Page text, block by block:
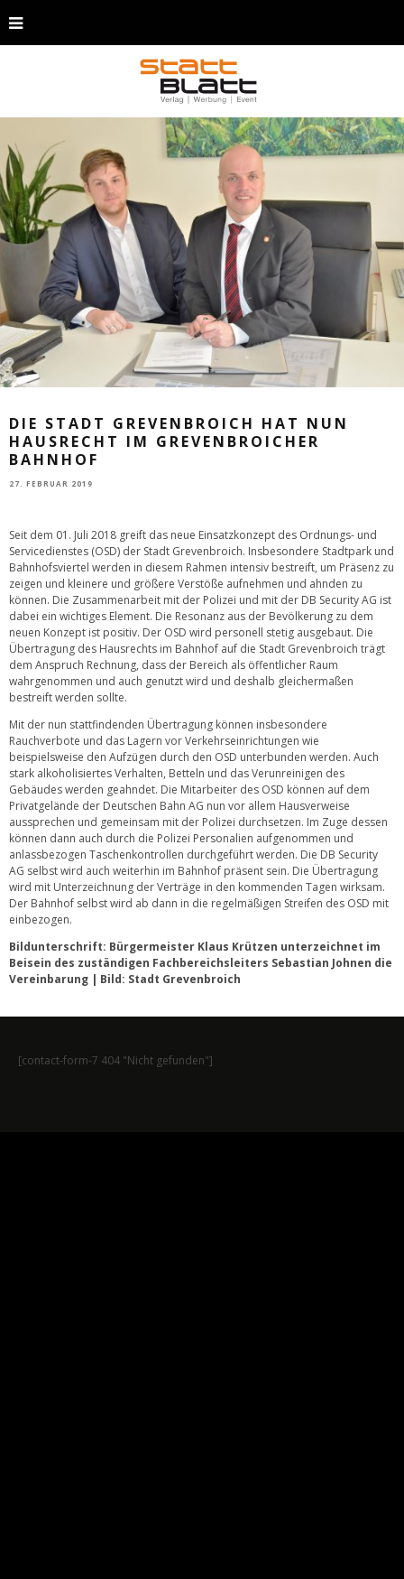
DIE STADT GREVENBROICH HAT NUN
HAUSRECHT IM GREVENBROICHER
BAHNHOF
27. FEBRUAR 2019
Seit dem 01. Juli 2018 greift das neue Einsatzkonzept des Ordnungs- und
Servicedienstes (OSD) der Stadt Grevenbroich. Insbesondere Stadtpark und
Bahnhofsviertel werden in diesem Rahmen intensiv bestreift, um Präsenz zu
zeigen und kleinere und größere Verstöße aufnehmen und ahnden zu
können. Die Zusammenarbeit mit der Polizei und mit der DB Security AG ist
dabei ein wichtiges Element. Die Resonanz aus der Bevölkerung zu dem
neuen Konzept ist positiv. Der OSD wird personell stetig ausgebaut. Die
Übertragung des Hausrechts im Bahnhof auf die Stadt Grevenbroich trägt
dem Anspruch Rechnung, dass der Bereich als öffentlicher Raum
wahrgenommen und auch genutzt wird und deshalb gleichermaßen
bestreift werden sollte.
Mit der nun stattfindenden Übertragung können insbesondere
Rauchverbote und das Lagern vor Verkehrseinrichtungen wie
beispielsweise den Aufzügen durch den OSD unterbunden werden. Auch
stark alkoholisiertes Verhalten, Betteln und das Verunreinigen des
Gebäudes werden geahndet. Die Mitarbeiter des OSD können auf dem
Privatgelände der Deutschen Bahn AG nun vor allem Hausverweise
aussprechen und gemeinsam mit der Polizei durchsetzen. Im Zuge dessen
können dann auch durch die Polizei Personalien aufgenommen und
anlassbezogen Taschenkontrollen durchgeführt werden. Die DB Security
AG selbst wird auch weiterhin im Bahnhof präsent sein. Die Übertragung
wird mit Unterzeichnung der Verträge in den kommenden Tagen wirksam.
Der Bahnhof selbst wird ab dann in die regelmäßigen Streifen des OSD mit
einbezogen.
Bildunterschrift: Bürgermeister Klaus Krützen unterzeichnet im
Beisein des zuständigen Fachbereichsleiters Sebastian Johnen die
Vereinbarung | Bild: Stadt Grevenbroich
[contact-form-7 404 "Nicht gefunden"]